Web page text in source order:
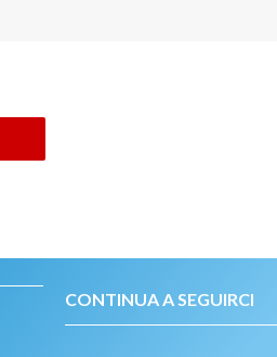
CONTINUA A SEGUIRCI